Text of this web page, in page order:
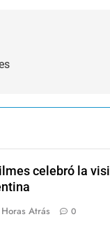
celebró la
Atrás 0